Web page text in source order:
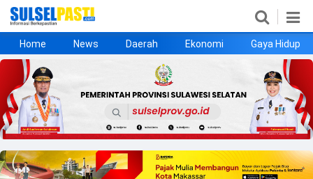
Home
News
Daerah
Ekonomi
Gaya Hidup
Kesehatan
Metro
Nasional
Hukrim
Olahraga
Politik
UMKM
Opini
Home News Daerah Ekonomi Gaya Hidup